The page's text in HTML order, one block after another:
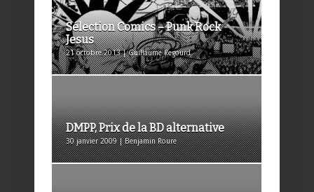
Sélection Comics – Punk Rock
Jesus
21 octobre 2013 | Guillaume Regourd
DMPP, Prix de la BD alternative
30 janvier 2009 | Benjamin Roure